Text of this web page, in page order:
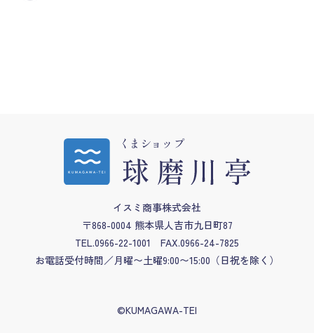
イスミ商事株式会社
〒868-0004 熊本県人吉市九日町87
TEL.0966-22-1001
FAX.0966-24-7825
お電話受付時間／月曜〜土曜9:00〜15:00 （日祝を除く）
©KUMAGAWA-TEI